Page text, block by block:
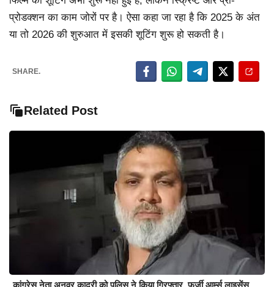
प्रोडक्शन का काम जोरों पर है। ऐसा कहा जा रहा है कि 2025 के अंत
या तो 2026 की शुरुआत में इसकी शूटिंग शुरू हो सकती है।
SHARE.
Related Post
कांग्रेस नेता अनवर कादरी को पुलिस ने किया गिरफ्तार, फर्जी आर्म्स लाइसेंस